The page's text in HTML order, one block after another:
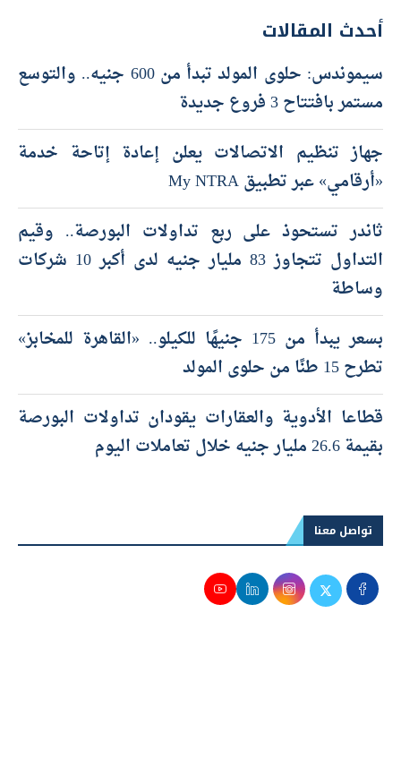
أحدث المقالات
سيموندس: حلوى المولد تبدأ من 600 جنيه.. والتوسع
مستمر بافتتاح 3 فروع جديدة
جهاز تنظيم الاتصالات يعلن إعادة إتاحة خدمة
«أرقامي» عبر تطبيق My NTRA
ثاندر تستحوذ على ربع تداولات البورصة.. وقيم
التداول تتجاوز 83 مليار جنيه لدى أكبر 10 شركات
وساطة
بسعر يبدأ من 175 جنيهًا للكيلو.. «القاهرة للمخابز»
تطرح 15 طنًا من حلوى المولد
قطاعا الأدوية والعقارات يقودان تداولات البورصة
بقيمة 26.6 مليار جنيه خلال تعاملات اليوم
تواصل معنا